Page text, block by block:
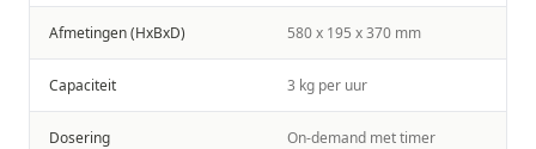
Afmetingen (HxBxD) 580 x 195 x 370 mm
Capaciteit 3 kg per uur
Dosering On-demand met timer